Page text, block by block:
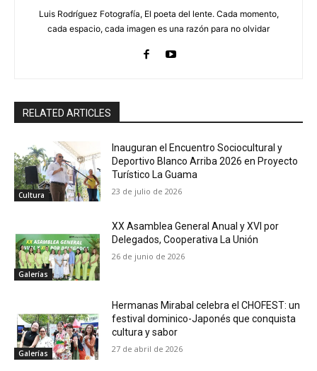
Luis Rodríguez Fotografía, El poeta del lente. Cada momento,
cada espacio, cada imagen es una razón para no olvidar
RELATED ARTICLES
Cultura
Inauguran el Encuentro Sociocultural y
Deportivo Blanco Arriba 2026 en Proyecto
Turístico La Guama
23 de julio de 2026
Galerías
XX Asamblea General Anual y XVI por
Delegados, Cooperativa La Unión
26 de junio de 2026
Galerías
Hermanas Mirabal celebra el CHOFEST: un
festival dominico-Japonés que conquista
cultura y sabor
27 de abril de 2026